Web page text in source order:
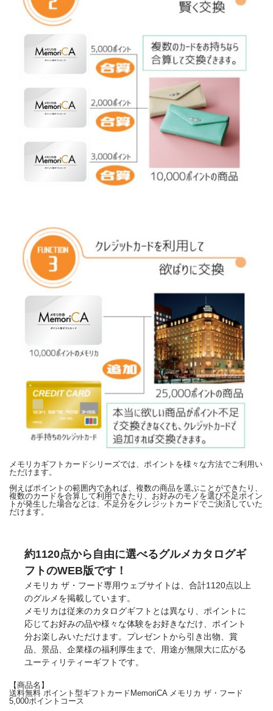
メモリカギフトカードシリーズでは、ポイントを様々な方法でご利用い
ただけます。
例えばポイントの範囲内であれば、複数の商品を選ぶことができたり、
複数のカードを合算して利用できたり、お好みのモノを選び不足ポイン
トが発生した場合などは、不足分をクレジットカードでご決済していた
だけます。
約1120点から自由に選べるグルメカタログギ
フトのWEB版です！
メモリカ ザ・フード専用ウェブサイトは、合計1120点以上
のグルメを掲載しています。
メモリカは従来のカタログギフトとは異なり、ポイントに
応じてお好みの品や様々な体験をお好きなだけ、ポイント
分お楽しみいただけます。プレゼントから引き出物、賞
品、景品、企業様の福利厚生まで、用途が無限大に広がる
ユーティリティーギフトです。
【商品名】
送料無料 ポイント型ギフトカードMemoriCA メモリカ ザ・フード
5,000ポイントコース